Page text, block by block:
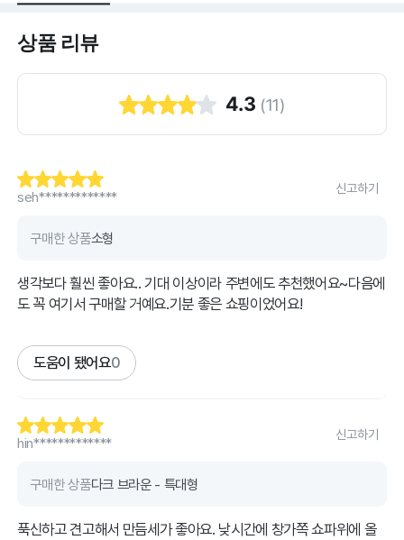
상품 리뷰
4.3 (11)
seh*************
신고하기
구매한 상품소형
생각보다 훨씬 좋아요.. 기대 이상이라 주변에도 추천했어요~다음에
도 꼭 여기서 구매할 거예요.기분 좋은 쇼핑이었어요!
도움이 됐어요0
hin*************
신고하기
구매한 상품다크 브라운 - 특대형
푹신하고 견고해서 만듬세가 좋아요. 낮시간에 창가쪽 쇼파위에 올